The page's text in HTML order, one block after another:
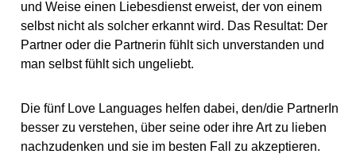
und Weise einen Liebesdienst erweist, der von einem
selbst nicht als solcher erkannt wird. Das Resultat: Der
Partner oder die Partnerin fühlt sich unverstanden und
man selbst fühlt sich ungeliebt.
Die fünf Love Languages helfen dabei, den/die PartnerIn
besser zu verstehen, über seine oder ihre Art zu lieben
nachzudenken und sie im besten Fall zu akzeptieren.